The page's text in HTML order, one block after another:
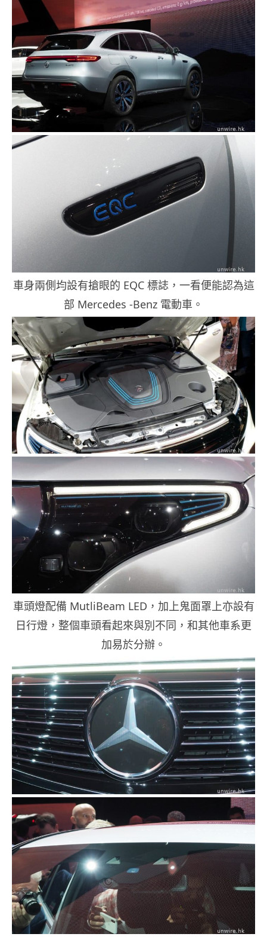
車身兩側均設有搶眼的 EQC 標誌，一看便能認為這
部 Mercedes -Benz 電動車。
車頭燈配備 MutliBeam LED，加上鬼面罩上亦設有
日行燈，整個車頭看起來與別不同，和其他車系更
加易於分辦。